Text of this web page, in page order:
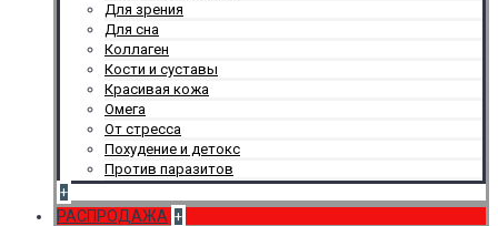
Для зрения
Для сна
Коллаген
Кости и суставы
Красивая кожа
Омега
От стресса
Похудение и детокс
Против паразитов
+
РАСПРОДАЖА +